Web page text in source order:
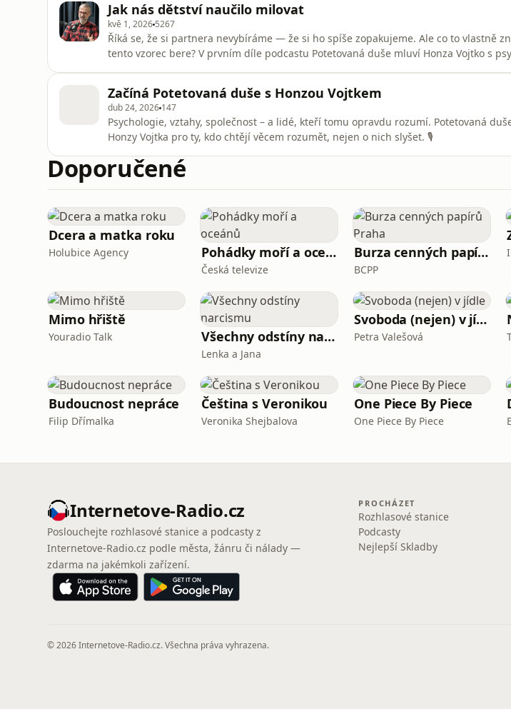
zda vztah přežije každodenní třen
Jak nás dětství naučilo milovat
kvě 1, 2026 5267
Říká se, že si partnera nevybíráme — že si ho spíše zopakujeme. Ale co to vlastně
tento vzorec bere? V prvním díle podcastu Potetovaná duše mluví Honza Vojtko s
jedním z nejrobu
Začíná Potetovaná duše s Honzou Vojtkem
dub 24, 2026 147
Psychologie, vztahy, společnost – a lidé, kteří tomu opravdu rozumí. Potetovaná
Honzy Vojtka pro ty, kdo chtějí věcem rozumět, nejen o nich slyšet. 🎙️
Doporučené
Dcera a matka roku
Holubice Agency Pohádky moří a oceánů
Česká televize
Burza cenných papírů Praha
BCPP
Mimo hřiště
Youradio Talk Všechny odstíny narcismu
Lenka a Jana
Svoboda (nejen) v jídle
Petra Valešová
Budoucnost nepráce
Filip Dřímalka
Čeština s Veronikou
Veronika Shejbalova
One Piece By Piece
One Piece By Piece
Internetove-Radio.cz
Poslouchejte rozhlasové stanice a podcasty z
Internetove-Radio.cz podle města, žánru či nálady —
zdarma na jakémkoli zařízení.
PROCHÁZET
Rozhlasové stanice
Podcasty
Nejlepší Skladby
© 2026 Internetove-Radio.cz. Všechna práva vyhrazena.